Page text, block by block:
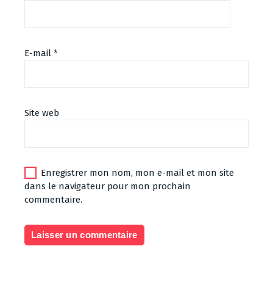
E-mail *
Site web
Enregistrer mon nom, mon e-mail et mon site
dans le navigateur pour mon prochain
commentaire.